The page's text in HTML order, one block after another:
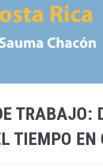
TRABAJO:
TIEMPO